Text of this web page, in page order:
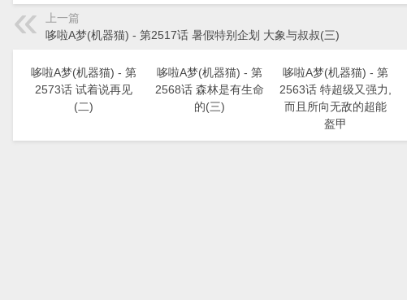
上一篇
哆啦A梦(机器猫) - 第2517话 暑假特别企划 大象与叔叔(三)
哆啦A梦(机器猫) - 第
2573话 试着说再见
(二)
哆啦A梦(机器猫) - 第
2568话 森林是有生命
的(三)
哆啦A梦(机器猫) - 第
2563话 特超级又强力,
而且所向无敌的超能
盔甲